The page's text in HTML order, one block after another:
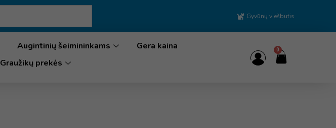
Gyvūnų viešbutis
Augintinių šeimininkams
Gera kaina
Graužikų prekės
0